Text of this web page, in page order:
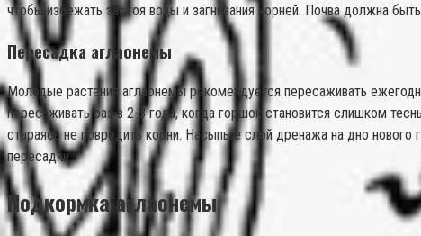
чтобы избежать застоя воды и загнивания корней. Почва должна
Пересадка аглаонемы
Молодые растения аглаонемы рекомендуется пересаживать
пересаживать раз в 2-3 года, когда горшок становится слишком
стараясь не повредить корни. Насыпьте слой дренажа на дно
пересадки.
Подкормка аглаонемы